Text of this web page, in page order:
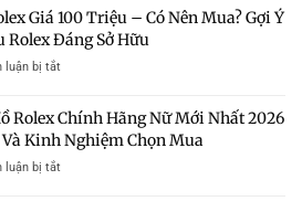
Hồ
Rolex
Nội
–
Địa
Chỉ
Giá 100 Triệu – Có Nên Mua? Gợi Ý
Rolex Đáng Sở Hữu
luận bị tắtở
Rolex
Giá
Rolex Chính Hãng Nữ Mới Nhất 2026
Kinh Nghiệm Chọn Mua
luận bị tắtở